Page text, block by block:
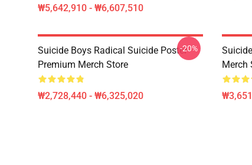
₩5,642,910 - ₩6,607,510
Suicide Boys Radical Suicide Poster
Premium Merch Store
₩2,728,440 - ₩6,325,020
-20%
Merch